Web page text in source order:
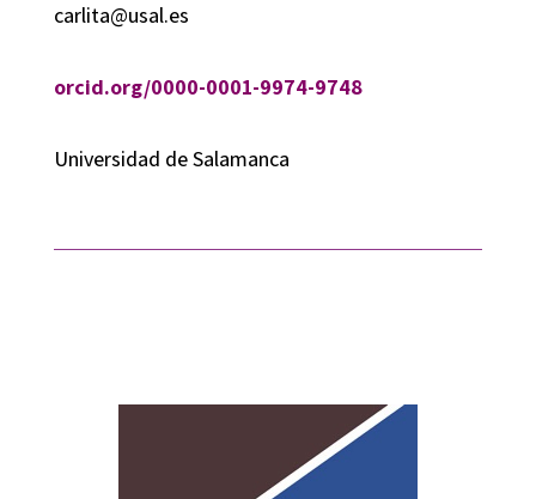
carlita@usal.es
orcid.org/0000-0001-9974-9748
Universidad de Salamanca